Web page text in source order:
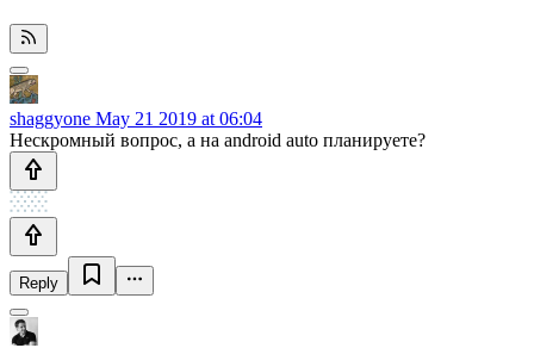
shaggyone May 21 2019 at 06:04
Нескромный вопрос, а на android auto планируете?
Reply